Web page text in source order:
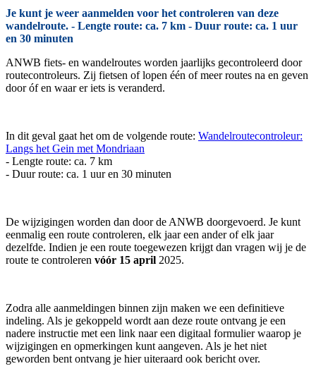
Je kunt je weer aanmelden voor het controleren van deze
wandelroute. - Lengte route: ca. 7 km - Duur route: ca. 1 uur
en 30 minuten
ANWB fiets- en wandelroutes worden jaarlijks gecontroleerd door
routecontroleurs. Zij fietsen of lopen één of meer routes na en geven
door óf en waar er iets is veranderd.
In dit geval gaat het om de volgende route: Wandelroutecontroleur:
Langs het Gein met Mondriaan
- Lengte route: ca. 7 km
- Duur route: ca. 1 uur en 30 minuten
De wijzigingen worden dan door de ANWB doorgevoerd. Je kunt
eenmalig een route controleren, elk jaar een ander of elk jaar
dezelfde. Indien je een route toegewezen krijgt dan vragen wij je de
route te controleren vóór 15 april 2025.
Zodra alle aanmeldingen binnen zijn maken we een definitieve
indeling. Als je gekoppeld wordt aan deze route ontvang je een
nadere instructie met een link naar een digitaal formulier waarop je
wijzigingen en opmerkingen kunt aangeven. Als je het niet
geworden bent ontvang je hier uiteraard ook bericht over.